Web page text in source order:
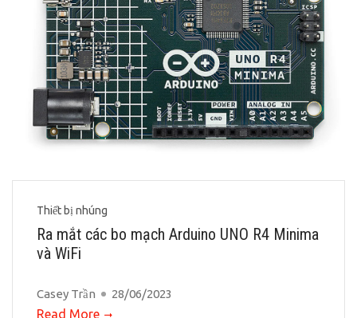
Thiết bị nhúng
Ra mắt các bo mạch Arduino UNO R4 Minima
và WiFi
Casey Trần 28/06/2023
Read More